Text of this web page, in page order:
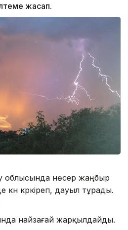
жасап.
облысында нөсер жаңбыр
күркіреп, дауыл тұрады.
найзағай жарқылдайды.